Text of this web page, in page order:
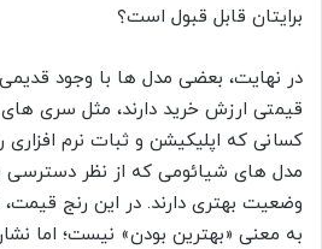
برایتان قابل قبول است؟
در نهایت، بعضی مدل ها با وجود قدیمی
کسانی که اپلیکیشن و ثبات نرم افزاری
مدل های شیائومی که از نظر دسترسی
وضعیت بهتری دارند. در این رنج
به معنی «بهترین بودن» نیست؛ اما